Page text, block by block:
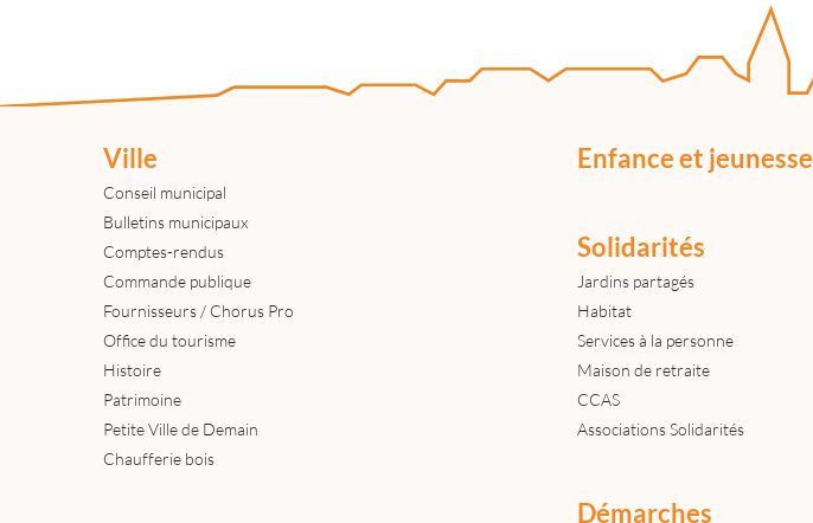
Ville
Conseil municipal
Bulletins municipaux
Comptes-rendus
Commande publique
Fournisseurs / Chorus Pro
Office du tourisme
Histoire
Patrimoine
Petite Ville de Demain
Chaufferie bois
Enfance et jeunesse
Solidarités
Jardins partagés
Habitat
Services à la personne
Maison de retraite
CCAS
Associations Solidarités
Démarches